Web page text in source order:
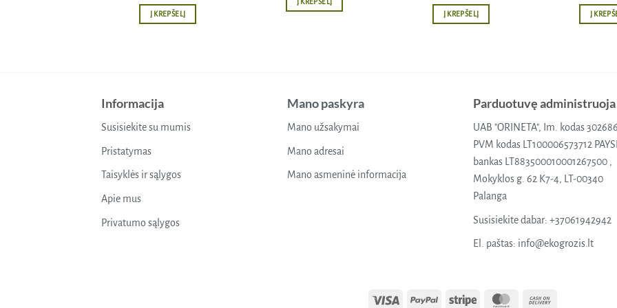
Į KREPŠELĮ
Į KREPŠELĮ
Į KREPŠELĮ Į
Informacija
Susisiekite su mumis
Pristatymas
Taisyklės ir sąlygos
Apie mus
Privatumo sąlygos
Mano paskyra
Mano užsakymai
Mano adresai
Mano asmeninė informacija
Parduotuvę administruoja
UAB "ORINETA", Im. kodas
PVM kodas LT100006573712
bankas LT883500010001267500 ,
Mokyklos g. 62 K7-4, LT-00340
Palanga
Susisiekite dabar: +37061942942
El. paštas: info@ekogrozis.lt
Visa PayPal Stripe MasterCard